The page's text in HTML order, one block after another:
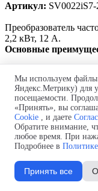
Артикул: SV0022iS7-
Преобразователь
2,2 кВт, 12 А.
Основные
V/F-
контролем
операций в
Функции и
(натяжения),
энергии,
Простое
Мы используем файлы
Яндекс.Метрику) для
посещаемости.
«Принять», вы
Cookie , и даете
Обратите внимание,
любое время. При
Подробнее в
Принять все